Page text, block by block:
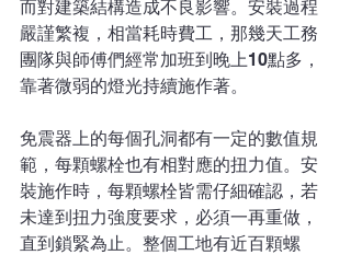
而對建築結構造成不良影響。安裝過程
嚴謹繁複，相當耗時費工，那幾天工務
團隊與師傅們經常加班到晚上10點多，
靠著微弱的燈光持續施作著。
免震器上的每個孔洞都有一定的數值規
範，每顆螺栓也有相對應的扭力值。安
裝施作時，每顆螺栓皆需仔細確認，若
未達到扭力強度要求，必須一再重做，
直到鎖緊為止。整個工地有近百顆螺